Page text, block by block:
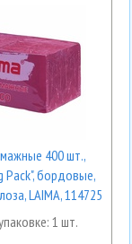
400 шт.,
Pack", бордовые,
LAIMA, 114725
1 шт.